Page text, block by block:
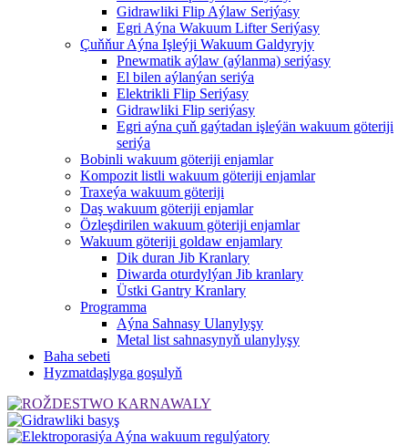
Gidrawliki Flip Aýlaw Seriýasy
Egri Aýna Wakuum Lifter Seriýasy
Çuňňur Aýna Işleýji Wakuum Galdyryjy
Pnewmatik aýlaw (aýlanma) seriýasy
El bilen aýlanýan seriýa
Elektrikli Flip Seriýasy
Gidrawliki Flip seriýasy
Egri aýna çuň gaýtadan işleýän wakuum göteriji
seriýa
Bobinli wakuum göteriji enjamlar
Kompozit listli wakuum göteriji enjamlar
Traxeýa wakuum göteriji
Daş wakuum göteriji enjamlar
Özleşdirilen wakuum göteriji enjamlar
Wakuum göteriji goldaw enjamlary
Dik duran Jib Kranlary
Diwarda oturdylýan Jib kranlary
Üstki Gantry Kranlary
Programma
Aýna Sahnasy Ulanylyşy
Metal list sahnasynyň ulanylyşy
Baha sebeti
Hyzmatdaşlyga goşulyň